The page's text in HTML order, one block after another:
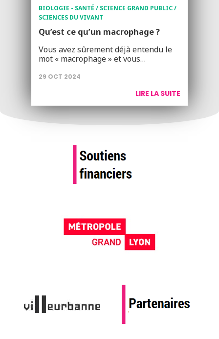
BIOLOGIE - SANTÉ / SCIENCE GRAND PUBLIC /
SCIENCES DU VIVANT
Qu’est ce qu’un macrophage ?
Vous avez sûrement déjà entendu le
mot « macrophage » et vous…
29 OCT 2024
LIRE LA SUITE